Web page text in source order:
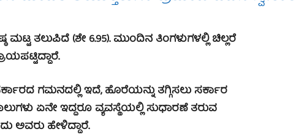
ತಲುಪಿದೆ (ಶೇ 6.95). ಮುಂದಿನ ತಿಂಗಳುಗಳಲ್ಲಿ ಚಿಲ್ಲರೆ
ಗಮನದಲ್ಲಿ ಇದೆ, ಹೊರೆಯನ್ನು ತಗ್ಗಿಸಲು ಸರ್ಕಾರ
ಏನೇ ಇದ್ದರೂ ವ್ಯವಸ್ಥೆಯಲ್ಲಿ ಸುಧಾರಣೆ ತರುವ
ಅವರು ಹೇಳಿದ್ದಾರೆ.